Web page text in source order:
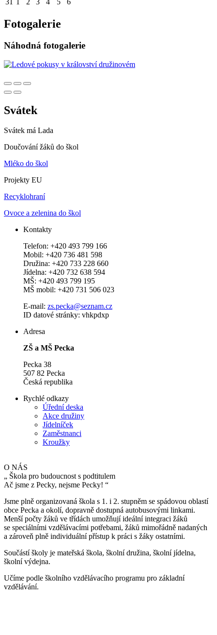
31 2 3 4 5 6
Fotogalerie
Náhodná fotogalerie
Svátek
Svátek má Lada
Doučování žáků do škol
Mléko do škol
Projekty EU
Recyklohraní
Ovoce a zelenina do škol
Kontakty
Telefon: +420 493 799 166
Mobil: +420 736 481 598
Družina: +420 733 228 660
Jídelna: +420 732 638 594
MŠ: +420 493 799 195
MŠ mobil: +420 731 506 023
E-mail: zs.pecka@seznam.cz
ID datové stránky: vhkpdxp
Adresa
ZŠ a MŠ Pecka
Pecka 38
507 82 Pecka
Česká republika
Rychlé odkazy
Úřední deska
Akce družiny
Jídelníček
Zaměstnanci
Kroužky
O NÁS
„ Škola pro budoucnost s podtitulem
Ač jsme z Pecky, nejsme Pecky! “
Jsme plně organizovaná škola s 1. i 2. stupněm se spádovou oblastí
obce Pecka a okolí, dopravně dostupná autobusovými linkami.
Menší počty žáků ve třídách umožňují ideální integraci žáků
se speciálními vzdělávacími potřebami, žáků mimořádně nadaných
a zároveň plně individuální přístup k práci s žáky ostatními.
Součástí školy je mateřská škola, školní družina, školní jídelna,
školní výdejna.
Učíme podle školního vzdělávacího programu pro základní
vzdělávání.